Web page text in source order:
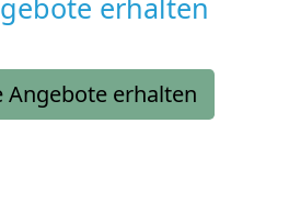
erhalten
Angebote erhalten